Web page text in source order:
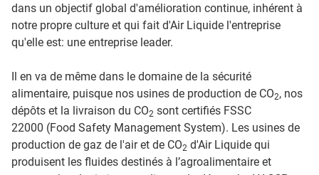
dans un objectif global d'amélioration continue, inhérent à
notre propre culture et qui fait d'Air Liquide l'entreprise
qu'elle est: une entreprise leader.
Il en va de même dans le domaine de la sécurité
alimentaire, puisque nos usines de production de CO2, nos
dépôts et la livraison du CO2 sont certifiés FSSC
22000 (Food Safety Management System). Les usines de
production de gaz de l'air et de CO2 d'Air Liquide qui
produisent les fluides destinés à l’agroalimentaire et